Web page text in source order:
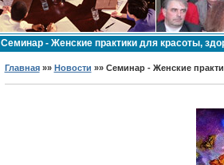
Семинар - Женские практики для красоты,
Главная»» Новости »» Семинар - Женские